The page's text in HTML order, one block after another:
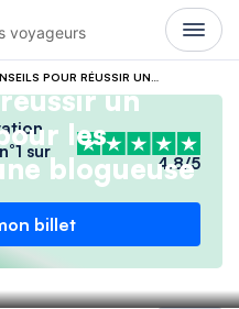
voyageurs
sur
4.8/5
billet
un
les
blogueuse